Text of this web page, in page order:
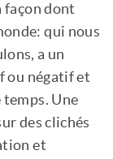
façon dont
qui nous
a un
ou négatif et
Une
des clichés
et